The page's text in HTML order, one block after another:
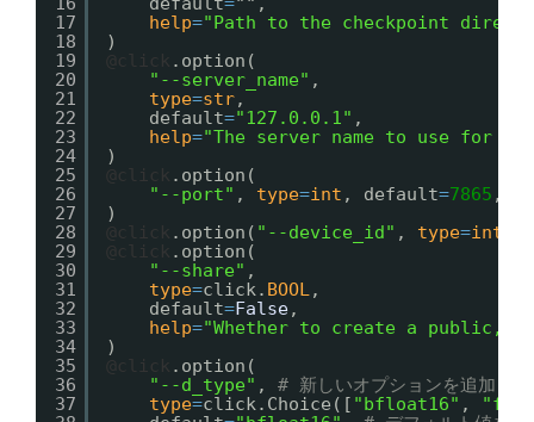
17
18
19
20
21
22
23
24
25
26
27
28
29
30
31
32
33
34
35
36
37
help="Path to the checkpoint
)
@click .option(
"--server_name" ,
type=str,
default="127.0.0.1" ,
help="The server name to use for
)
@click .option(
"--port" , type=int , default=7865 ,
)
@click .option( "--device_id" , type=int
@click .option(
"--share" ,
type=click. BOOL,
default=False,
help="Whether to create a public,
)
@click .option(
"--d_type" , # 新しいオプションを追加
type=click.Choice([ "bfloat16" ,